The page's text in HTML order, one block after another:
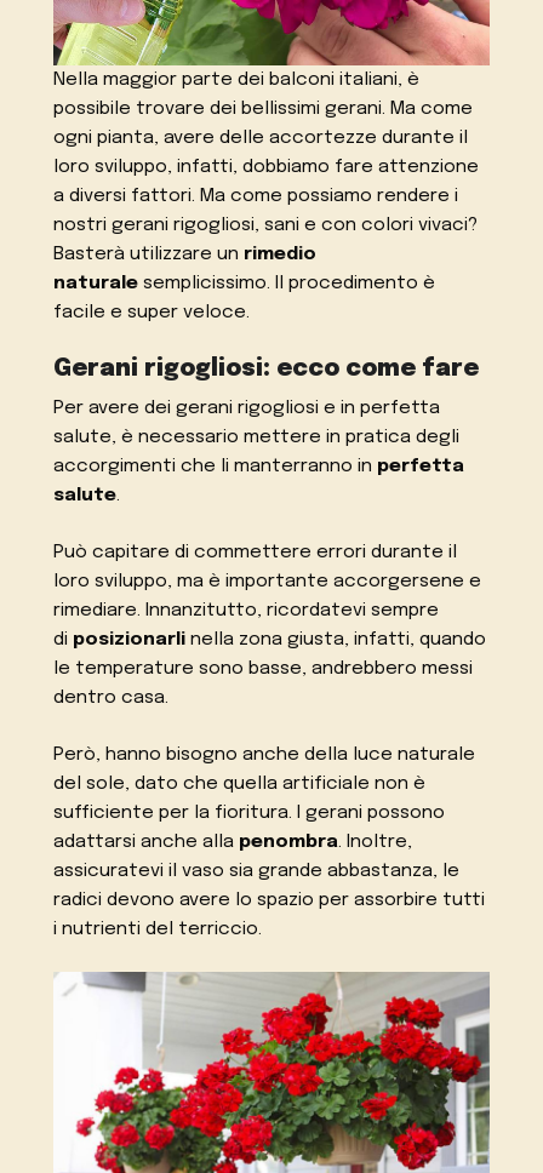
Nella maggior parte dei balconi italiani, è
possibile trovare dei bellissimi gerani. Ma come
ogni pianta, avere delle accortezze durante il
loro sviluppo, infatti, dobbiamo fare attenzione
a diversi fattori. Ma come possiamo rendere i
nostri gerani rigogliosi, sani e con colori vivaci?
Basterà utilizzare un rimedio
naturale semplicissimo. Il procedimento è
facile e super veloce.
Gerani rigogliosi: ecco come fare
Per avere dei gerani rigogliosi e in perfetta
salute, è necessario mettere in pratica degli
accorgimenti che li manterranno in perfetta
salute.
Può capitare di commettere errori durante il
loro sviluppo, ma è importante accorgersene e
rimediare. Innanzitutto, ricordatevi sempre
di posizionarli nella zona giusta, infatti, quando
le temperature sono basse, andrebbero messi
dentro casa.
Però, hanno bisogno anche della luce naturale
del sole, dato che quella artificiale non è
sufficiente per la fioritura. I gerani possono
adattarsi anche alla penombra. Inoltre,
assicuratevi il vaso sia grande abbastanza, le
radici devono avere lo spazio per assorbire tutti
i nutrienti del terriccio.